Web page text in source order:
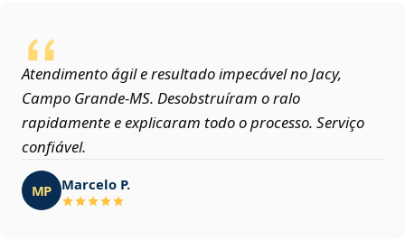
Atendimento ágil e resultado impecável no Jacy,
Campo Grande‑MS. Desobstruíram o ralo
rapidamente e explicaram todo o processo. Serviço
confiável.
MP Marcelo P.